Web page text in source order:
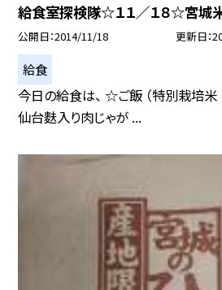
給食室探検隊☆１１／１８☆宮城
公開日 2014/11/18 更新日
給食
今日の給食は、 ☆ご飯 （特別栽培米
仙台麩入り肉じゃが ...